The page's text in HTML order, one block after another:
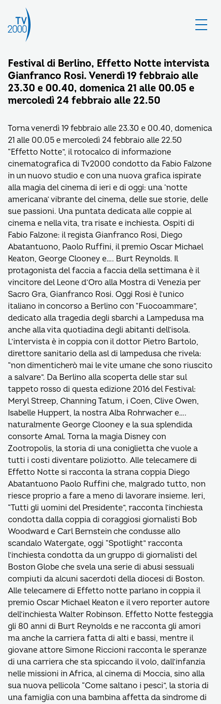
Festival di Berlino, Effetto Notte intervista
Gianfranco Rosi. Venerdì 19 febbraio alle
23.30 e 00.40, domenica 21 alle 00.05 e
mercoledì 24 febbraio alle 22.50
Torna venerdì 19 febbraio alle 23.30 e 00.40, domenica
21 alle 00.05 e mercoledì 24 febbraio alle 22.50
“Effetto Notte”, il rotocalco di informazione
cinematografica di Tv2000 condotto da Fabio Falzone
in un nuovo studio e con una nuova grafica ispirate
alla magia del cinema di ieri e di oggi: una ‘notte
americana’ vibrante del cinema, delle sue storie, delle
sue passioni. Una puntata dedicata alle coppie al
cinema e nella vita, tra risate e inchiesta. Ospiti di
Fabio Falzone: il regista Gianfranco Rosi, Diego
Abatantuono, Paolo Ruffini, il premio Oscar Michael
Keaton, George Clooney e…. Burt Reynolds. Il
protagonista del faccia a faccia della settimana è il
vincitore del Leone d’Oro alla Mostra di Venezia per
Sacro Gra, Gianfranco Rosi. Oggi Rosi è l’unico
italiano in concorso a Berlino con “Fuocoammare”,
dedicato alla tragedia degli sbarchi a Lampedusa ma
anche alla vita quotiadina degli abitanti dell’isola.
L’intervista è in coppia con il dottor Pietro Bartolo,
direttore sanitario della asl di lampedusa che rivela:
“non dimenticherò mai le vite umane che sono riuscito
a salvare”. Da Berlino alla scoperta delle star sul
tappeto rosso di questa edizione 2016 del Festival:
Meryl Streep, Channing Tatum, i Coen, Clive Owen,
Isabelle Huppert, la nostra Alba Rohrwacher e….
naturalmente George Clooney e la sua splendida
consorte Amal. Torna la magia Disney con
Zootropolis, la storia di una coniglietta che vuole a
tutti i costi diventare poliziotto. Alle telecamere di
Effetto Notte si racconta la strana coppia Diego
Abatantuono Paolo Ruffini che, malgrado tutto, non
riesce proprio a fare a meno di lavorare insieme. Ieri,
“Tutti gli uomini del Presidente”, racconta l’inchiesta
condotta dalla coppia di coraggiosi giornalisti Bob
Woodward e Carl Bernstein che condusse allo
scandalo Watergate, oggi “Spotlight” racconta
l’inchiesta condotta da un gruppo di giornalisti del
Boston Globe che svela una serie di abusi sessuali
compiuti da alcuni sacerdoti della diocesi di Boston.
Alle telecamere di Effetto notte parlano in coppia il
premio Oscar Michael Keaton e il vero reporter autore
dell’inchiesta Walter Robinson. Effetto Notte festeggia
gli 80 anni di Burt Reynolds e ne racconta gli amori
ma anche la carriera fatta di alti e bassi, mentre il
giovane attore Simone Riccioni racconta le speranze
di una carriera che sta spiccando il volo, dall’infanzia
nelle missioni in Africa, al cinema di Moccia, sino alla
sua nuova pellicola “Come saltano i pesci”, la storia di
una famiglia con una bambina affetta da sindrome di